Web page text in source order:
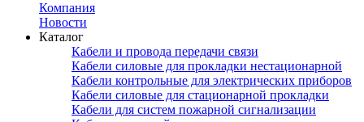
Компания
Новости
Каталог
Кабели и провода передачи связи
Кабели силовые для прокладки нестационарной
Кабели контрольные для электрических приборов
Кабели силовые для стационарной прокладки
Кабели для систем пожарной сигнализации